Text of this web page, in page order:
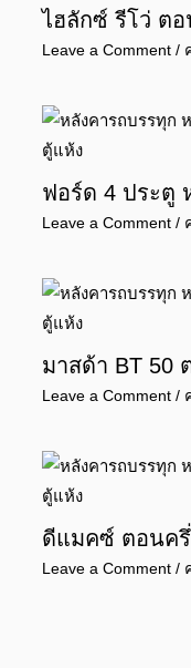
ไฮลักซ์ รีโว่ ต
Leave a Comment /
ฟอร์ด 4 ประตู
Leave a Comment /
มาสด้า BT 50
Leave a Comment /
ดีแมคซ์ ตอนค
Leave a Comment /